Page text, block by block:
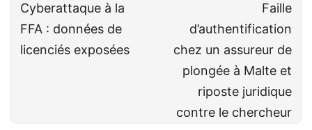
Cyberattaque à la
FFA : données de
licenciés exposées
Faille
d’authentification
chez un assureur de
plongée à Malte et
riposte juridique
contre le chercheur